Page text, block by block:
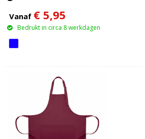
Vanaf € 5,95
Bedrukt in circa 8 werkdagen